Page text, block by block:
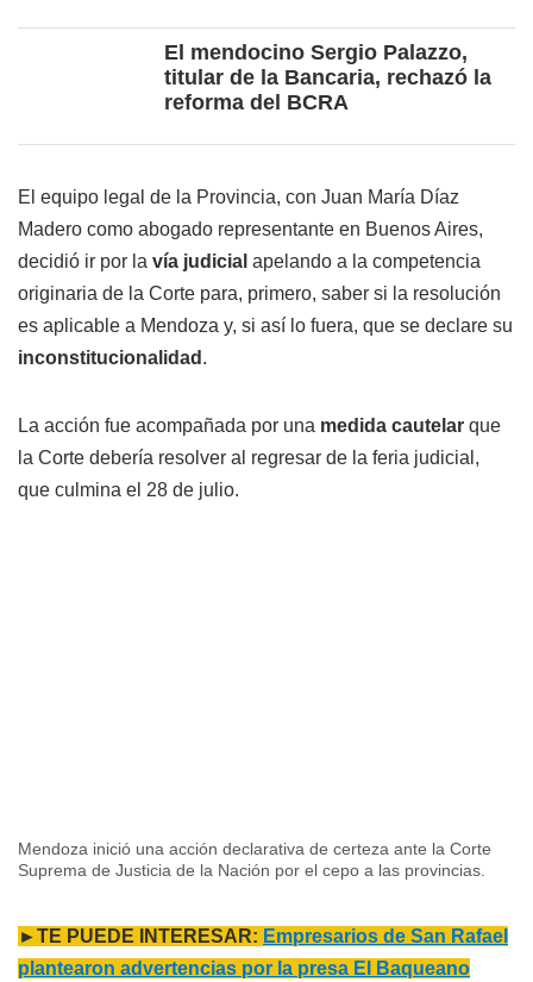
El mendocino Sergio Palazzo,
titular de la Bancaria, rechazó la
reforma del BCRA
El equipo legal de la Provincia, con Juan María Díaz
Madero como abogado representante en Buenos Aires,
decidió ir por la vía judicial apelando a la competencia
originaria de la Corte para, primero, saber si la resolución
es aplicable a Mendoza y, si así lo fuera, que se declare su
inconstitucionalidad .
La acción fue acompañada por una medida cautelar que
la Corte debería resolver al regresar de la feria judicial,
que culmina el 28 de julio.
Mendoza inició una acción declarativa de certeza ante la Corte
Suprema de Justicia de la Nación por el cepo a las provincias.
►TE PUEDE INTERESAR: Empresarios de San Rafael
plantearon advertencias por la presa El Baqueano